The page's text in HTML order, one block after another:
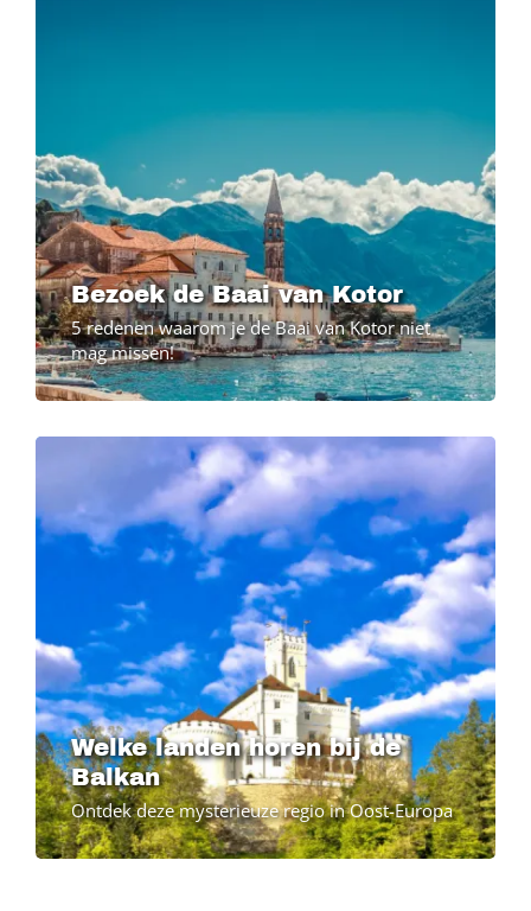
Bezoek de Baai van Kotor
5 redenen waarom je de Baai van Kotor niet
mag missen!
Welke landen horen bij de
Balkan
Ontdek deze mysterieuze regio in Oost-Europa